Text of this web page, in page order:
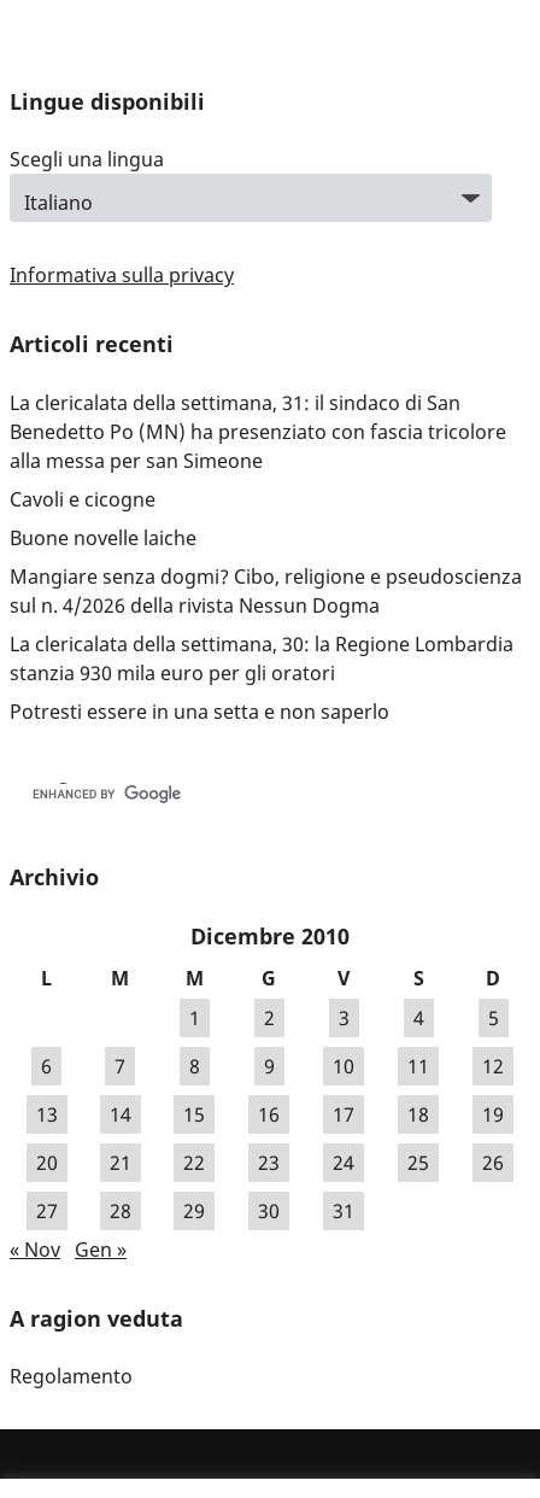
Lingue disponibili
Scegli una lingua
Informativa sulla privacy
Articoli recenti
La clericalata della settimana, 31: il sindaco di San
Benedetto Po (MN) ha presenziato con fascia tricolore
alla messa per san Simeone
Cavoli e cicogne
Buone novelle laiche
Mangiare senza dogmi? Cibo, religione e pseudoscienza
sul n. 4/2026 della rivista Nessun Dogma
La clericalata della settimana, 30: la Regione Lombardia
stanzia 930 mila euro per gli oratori
Potresti essere in una setta e non saperlo
Archivio
Dicembre 2010
L M M G V S
D
1
2 3 4
5
6
7 8 9 10 11
12
13
14 15 16 17 18
19
20
21 22 23 24 25
26
27
28 29 30
31
« Nov Gen »
A ragion veduta
Regolamento